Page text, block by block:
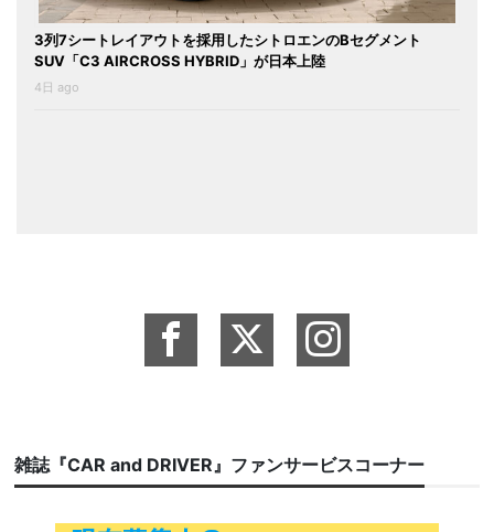
3列7シートレイアウトを採用したシトロエンのBセグメント
SUV「C3 AIRCROSS HYBRID」が日本上陸
4日 ago
雑誌『CAR and DRIVER』ファンサービスコーナー